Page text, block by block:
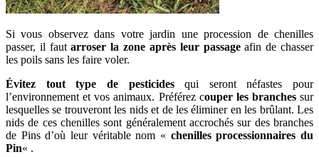
Si vous observez dans votre jardin une procession de chenilles
passer, il fautarroser la zone après leur passageafin de chasser
les poils sans les faire voler.
Évitez tout type de pesticidesqui seront néfastes pour
l’environnement et vos animaux. Préférez couper les branchessur
lesquelles se trouveront les nids et de les éliminer en les brûlant. Les
nids de ces chenilles sont généralement accrochés sur des branches
de Pins d’où leur véritable nom « chenilles processionnaires du
Pin« .